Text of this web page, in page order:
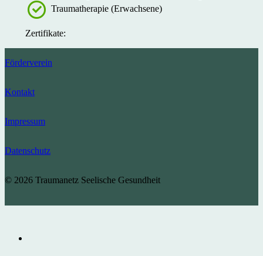
Traumatherapie (Erwachsene)
Zertifikate:
Förderverein
Kontakt
Impressum
Datenschutz
© 2026 Traumanetz Seelische Gesundheit